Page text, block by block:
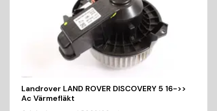
Landrover LAND ROVER DISCOVERY 5 16->>
Ac Värmefläkt